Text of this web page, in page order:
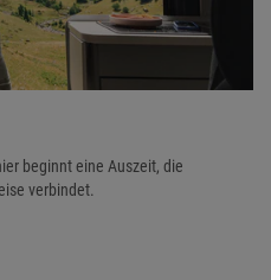
beginnt eine Auszeit, die
verbindet.